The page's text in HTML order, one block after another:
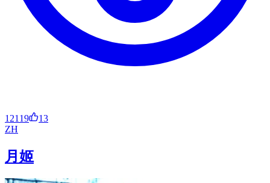
12119
13
ZH
月姬